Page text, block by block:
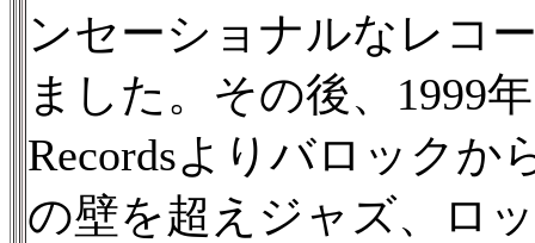
ンセーショナルなレコ
ました。その後、1999
Recordsよりバロック
の壁を超えジャズ、ロ